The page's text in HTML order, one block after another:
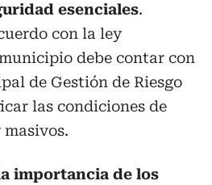
esenciales.
con la ley
debe contar con
de Gestión de Riesgo
las condiciones de
importancia de los